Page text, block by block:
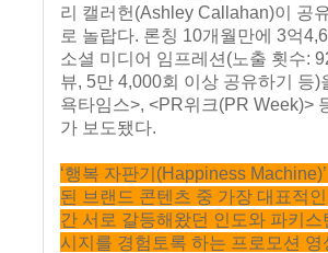
리 캘러헌(Ashley Callahan)이 공
로 놀랍다. 론칭 10개월만에 3억
소셜 미디어 임프레션(노출 횟수:
뷰, 5만 4,000회 이상 공유하기 등
욕타임스>, <PR위크(PR Week)>
가 보도됐다.
‘행복 자판기(Happiness
된 브랜드 콘텐츠 중 가장 대표적
간 서로 갈등해왔던 인도와 파키
시지를 경험토록 하는 프로모션